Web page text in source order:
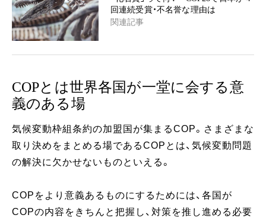
回連続受賞・不名誉な理由は
関連記事
COPとは世界各国が一堂に会する意
義のある場
気候変動枠組条約の加盟国が集まるCOP。さまざまな
取り決めをまとめる場であるCOPとは、気候変動問題
の解決に欠かせないものといえる。
COPをより意義あるものにするためには、各国が
COPの内容をきちんと把握し、対策を推し進める必要